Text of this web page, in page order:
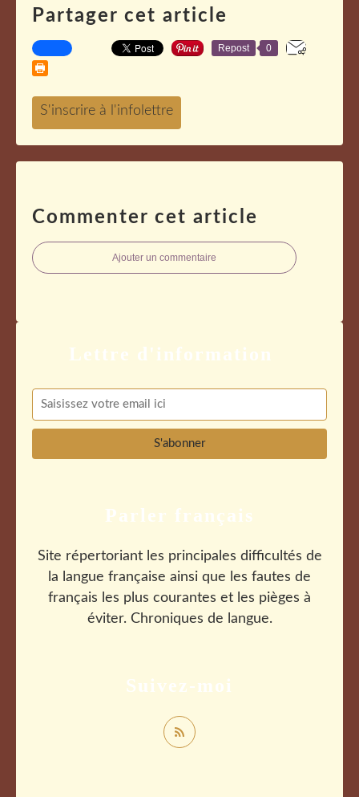
Partager cet article
Repost 0
Commenter cet article
Ajouter un commentaire
Suivez-moi
Parler français
Site répertoriant les principales difficultés de
la langue française ainsi que les fautes de
français les plus courantes et les pièges à
éviter. Chroniques de langue.